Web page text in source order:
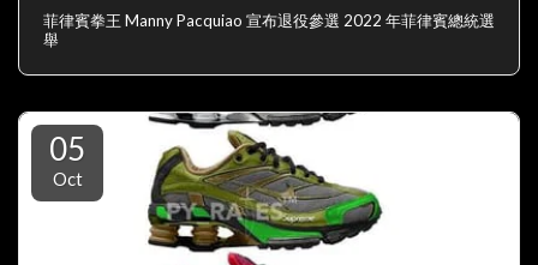
菲律賓拳王 Manny Pacquiao 宣布退役參選 2022 年菲律賓總統選
舉
05
Oct